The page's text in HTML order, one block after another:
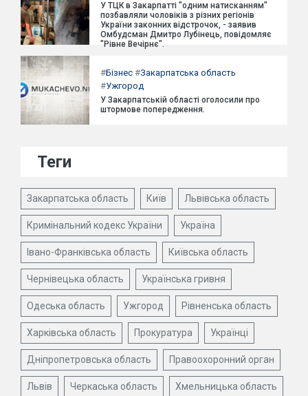
У ТЦК в Закарпатті "одним натисканням"
позбавляли чоловіків з різних регіонів
України законних відстрочок, - заявив
Омбудсман Дмитро Лубінець, повідомляє
"Рівне Вечірнє".
#Бізнес #Закарпатська область
#Ужгород
У Закарпатській області оголосили про
штормове попередження.
Теги
Закарпатська область Київ Львівська область
Кримінальний кодекс України Україна
Івано-Франківська область Київська область
Чернівецька область Українська гривня
Одеська область Ужгород Рівненська область
Харківська область Прокуратура Українці
Дніпропетровська область Правоохоронний орган
Львів Черкаська область Хмельницька область